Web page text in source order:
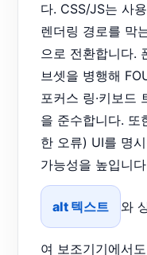
다. CSS/JS는 사
렌더링 경로를 막
으로 전환합니다.
브셋을 병행해
포커스 링·키보드
을 준수합니다.
한 오류) UI를 명
가능성을 높입니
alt 텍스트 와
여 보조기기에서